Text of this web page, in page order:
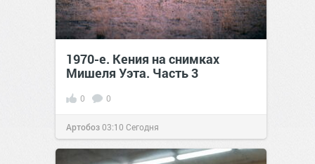
1970-е. Кения на снимках
Мишеля Уэта. Часть 3
0 0
Артобоз03:10 Сегодня